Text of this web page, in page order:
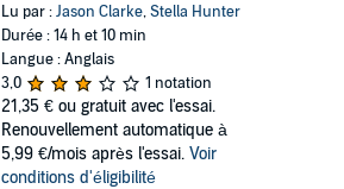
Lu par :Jason Clarke,Stella Hunter
Durée : 14 h et 10 min
Langue : Anglais
3,0
1 notation
21,35 € ou gratuit avec l'essai.
Renouvellement automatique à
5,99 €/mois après l'essai. Voir
conditions d'éligibilité